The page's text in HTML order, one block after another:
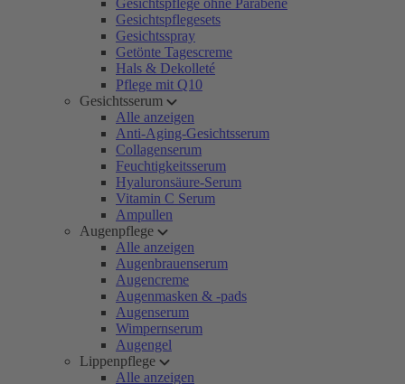
Gesichtspflege ohne Parabene
Gesichtspflegesets
Gesichtsspray
Getönte Tagescreme
Hals & Dekolleté
Pflege mit Q10
Gesichtsserum
Alle anzeigen
Anti-Aging-Gesichtsserum
Collagenserum
Feuchtigkeitsserum
Hyaluronsäure-Serum
Vitamin C Serum
Ampullen
Augenpflege
Alle anzeigen
Augenbrauenserum
Augencreme
Augenmasken & -pads
Augenserum
Wimpernserum
Augengel
Lippenpflege
Alle anzeigen